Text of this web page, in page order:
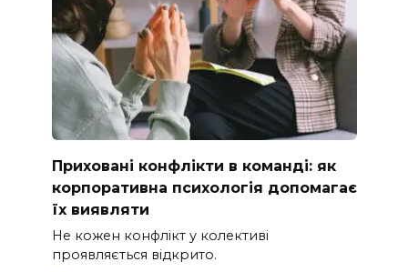
Приховані конфлікти в команді: як
корпоративна психологія допомагає
їх виявляти
Не кожен конфлікт у колективі
проявляється відкрито.